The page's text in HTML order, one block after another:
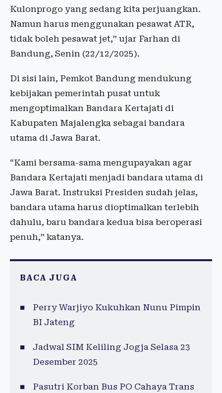
Kulonprogo yang sedang kita perjuangkan.
Namun harus menggunakan pesawat ATR,
tidak boleh pesawat jet,” ujar Farhan di
Bandung, Senin (22/12/2025).
Di sisi lain, Pemkot Bandung mendukung
kebijakan pemerintah pusat untuk
mengoptimalkan Bandara Kertajati di
Kabupaten Majalengka sebagai bandara
utama di Jawa Barat.
“Kami bersama-sama mengupayakan agar
Bandara Kertajati menjadi bandara utama di
Jawa Barat. Instruksi Presiden sudah jelas,
bandara utama harus dioptimalkan terlebih
dahulu, baru bandara kedua bisa beroperasi
penuh,” katanya.
BACA JUGA
Perry Warjiyo Kukuhkan Nunu Pimpin
BI Jateng
Jadwal SIM Keliling Jogja Selasa 23
Desember 2025
Pasutri Korban Bus PO Cahaya Trans